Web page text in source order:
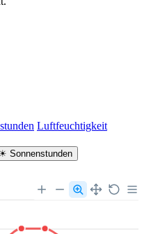
Luftfeuchtigkeit
☀ Sonnenstunden